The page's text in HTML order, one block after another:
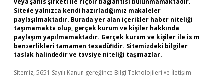
veya şahıs şirketi ile hiçbir bağlantısı bulunmamaktadır.
Sitede yalnızca kendi hazırladığımız makaleler
paylaşılmaktadır. Burada yer alan içerikler haber niteliği
taşımamakta olup, gerçek kurum ve kişiler hakkında
paylaşım yapılmamaktadır. Gerçek kurum ve kişiler ile isim
benzerlikleri tamamen tesadüfidir. Sitemizdeki bilgiler
taslak halindedir ve tavsiye niteliği taşımazlar.
Sitemiz, 5651 Sayılı Kanun gereğince Bilgi Teknolojileri ve İletişim